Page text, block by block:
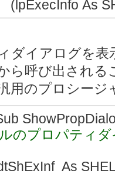
As
ダイアログを
ら呼び出される
用のプロシージ
のプロパティ
As